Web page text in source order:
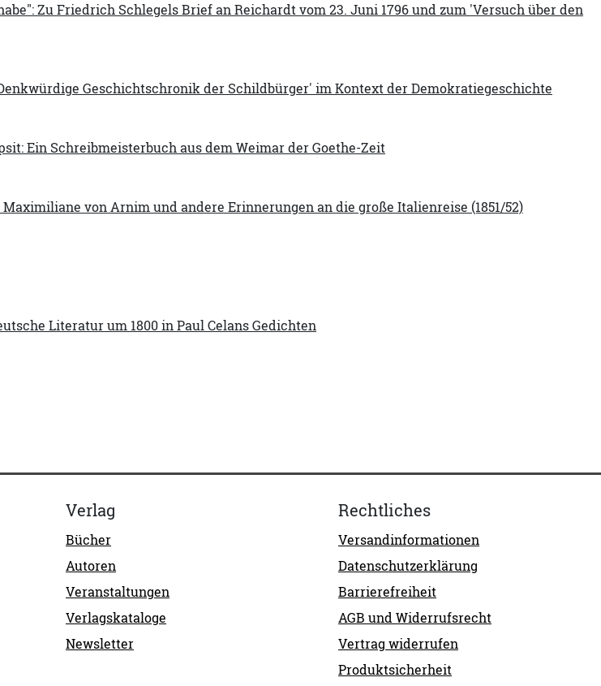
Zu Friedrich Schlegels Brief an Reichardt vom 23. Juni 1796 und zum 'Versuch über den
Geschichtschronik der Schildbürger' im Kontext der Demokratiegeschichte
Ein Schreibmeisterbuch aus dem Weimar der Goethe-Zeit
von Arnim und andere Erinnerungen an die große Italienreise (1851/52)
Literatur um 1800 in Paul Celans Gedichten
Verlag
Bücher
Autoren
Veranstaltungen
Verlagskataloge
Newsletter
Rechtliches
Versandinformationen
Datenschutzerklärung
Barrierefreiheit
AGB und Widerrufsrecht
Vertrag widerrufen
Produktsicherheit